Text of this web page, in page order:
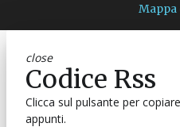
Mappa
close
Codice Rss
Clicca sul pulsante per
appunti.